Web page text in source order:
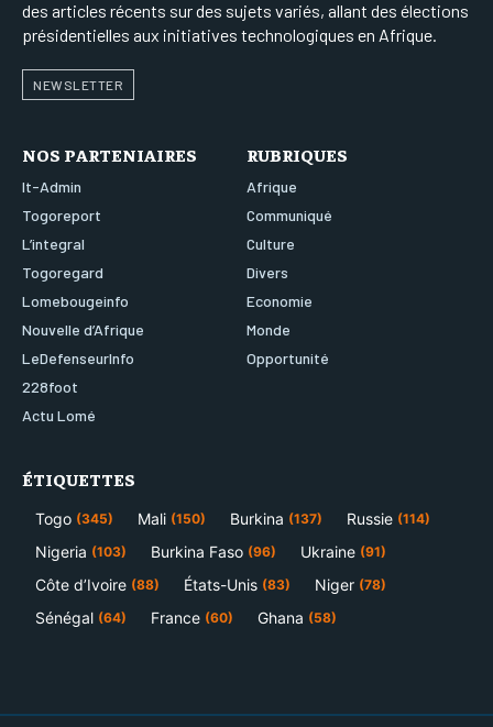
des articles récents sur des sujets variés, allant des élections
présidentielles aux initiatives technologiques en Afrique.
NEWSLETTER
NOS PARTENIAIRES
It-Admin
Togoreport
L’integral
Togoregard
Lomebougeinfo
Nouvelle d’Afrique
LeDefenseurInfo
228foot
Actu Lomé
RUBRIQUES
Afrique
Communiqué
Culture
Divers
Economie
Monde
Opportunité
ÉTIQUETTES
Togo (345) Mali (150) Burkina (137) Russie (114)
Nigeria (103) Burkina Faso (96) Ukraine (91)
Côte d’Ivoire (88) États-Unis (83) Niger (78)
Sénégal (64) France (60) Ghana (58)